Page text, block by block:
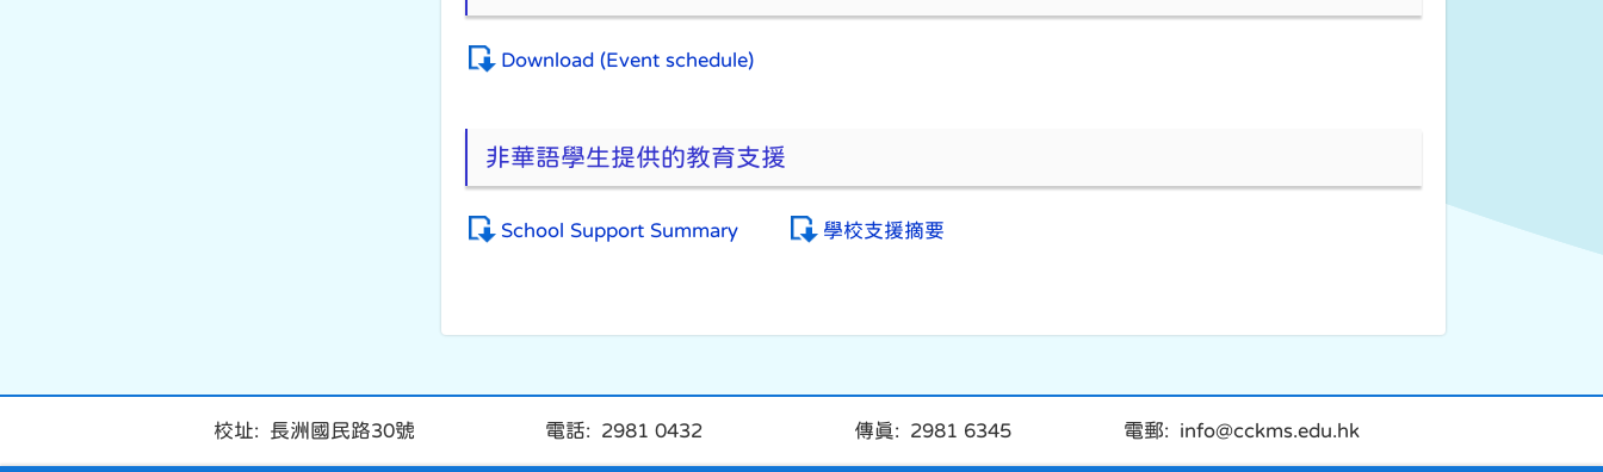
Download (Event schedule)
非華語學生提供的教育支援
School Support Summary 學校支援摘要
校址: 長洲國民路30號 電話: 2981 0432 傳真: 2981 6345 電郵: info@cckms.edu.hk